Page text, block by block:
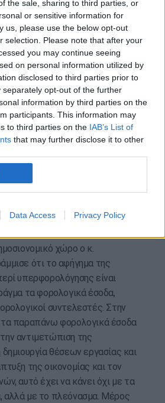
the sale, sharing to third parties, or
or sensitive information for
us, please use the below opt-out
selection. Please note that after your
you may continue seeing
on personal information utilized by
disclosed to third parties prior to
separately opt-out of the further
information by third parties on the
participants. This information may
to third parties on the IAB’s List of
that may further disclose it to other
Data Access Privacy Policy
εντολές που του έδωσαν οι
και έβαλε 30
ή αύξησε, τέλος πάντων, ή
αποφυλάκισε όλο το βαρύ
κώδικες και τους
έφερε την Ελλάδα να είναι
της Ευρώπης σε ρυθμούς
τα αντίθετα σε όλα τα
προστασία μέχρι την
μέχρι την οικονομία,
Το αν πιστεύει ο Τσίπρας
σβήνονται όλα αυτά, στο τέλος
μας κρίνουν οι πολίτες»
χώρο ο κ.
ότι το αφήγημα της
υπερφορολόγησης είναι
τα φορολογικά έσοδα,
συντελεστές. Στην
τα παραπάνω φορολογικά έσοδα
αντιμετώπιση της
θέσεων εργασίας και
της οικονομίας και τον
αυτό έχει να κάνει όχι με τα
με το πλεόνασμα. Μέρος